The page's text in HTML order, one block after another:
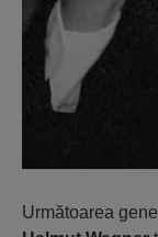
Următoarea